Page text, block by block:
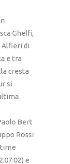
Ghelfi,
di
e tra
cresta
si
Bert
Rossi
e